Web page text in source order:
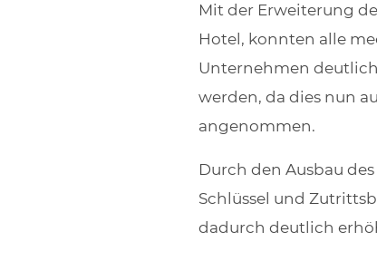
Mit der Erweiterung
Hotel, konnten alle
Unternehmen
werden, da dies nun
angenommen.
Durch den Ausbau
Schlüssel und
dadurch deutlich